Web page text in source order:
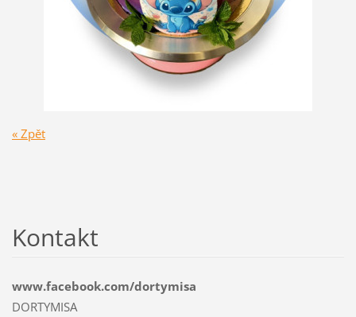
« Zpět
Kontakt
www.facebook.com/dortymisa
DORTYMISA